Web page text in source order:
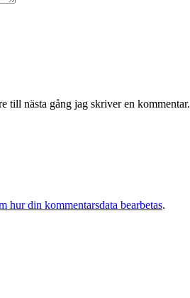
till nästa gång jag skriver en kommentar.
hur din kommentarsdata bearbetas.